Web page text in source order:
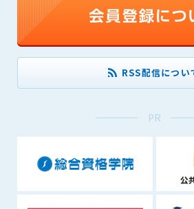
RSS配信につい
PR
個人情報といいます）について、管理者
する場合を除き、第三者に開示または提
(1) 会員が、自己の個人情報の開示に事
(2) 個々の会員を特定できない統計的な処
者に提供する場合
に必要であると管理者が判断した場合
(4) 法令等により開示を求められた場合
第10条（免責事項）
管理者は、会員が登録した内容が以下に
恐れのあるものは、会員の承諾なく削除